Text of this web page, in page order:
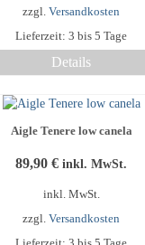
können
auf
der
Produktseite
werden
zzgl. Versandkosten
Lieferzeit: 3 bis 5 Tage
Details
Produkt
mehrere
auf.
Die
können
Aigle Tenere low canela
89,90 € inkl. MwSt.
inkl. MwSt.
zzgl. Versandkosten